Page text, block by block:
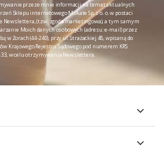
przeze mnie informacji na temat aktualnych
Sklepu internetowego Mokate Sp. z o. o. w postaci
(tzw. zgoda marketingowa), a tym samym
Moich danych osobowych (adresu: e-mail) przez
w Żorach (44-240), przy ul. Strażackiej 48, wpisaną do
Krajowego Rejestru Sądowego pod numerem KRS
w celu otrzymywania Newslettera.